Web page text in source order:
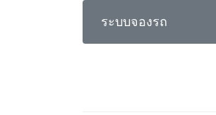
ระบบจองรถ